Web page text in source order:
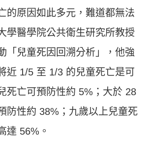
的原因如此多元，難道都無法
學醫學院公共衛生研究所教授
「兒童死因回溯分析」，他強
近 1/5 至 1/3 的兒童死亡是可
死亡可預防性約 5%；大於 28
防性約 38%；九歲以上兒童死
達 56%。